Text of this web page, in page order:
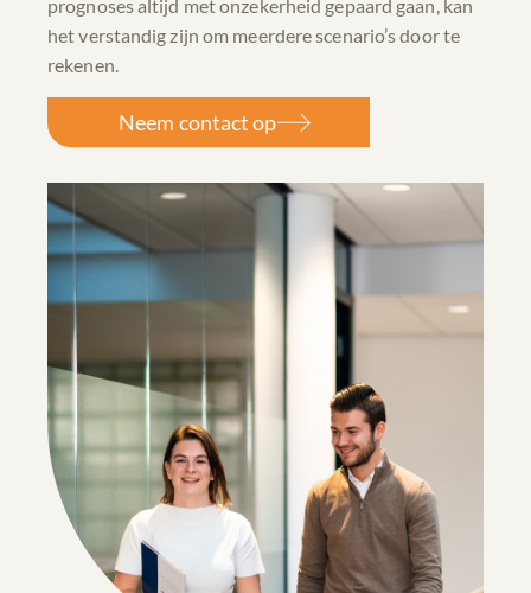
prognoses altijd met onzekerheid gepaard gaan, kan
het verstandig zijn om meerdere scenario’s door te
rekenen.
Neem contact op